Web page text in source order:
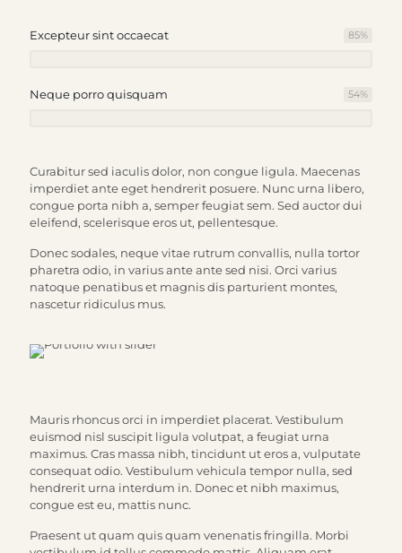
Excepteur sint occaecat 85%
Neque porro quisquam 54%
Curabitur sed iaculis dolor, non congue ligula. Maecenas
imperdiet ante eget hendrerit posuere. Nunc urna libero,
congue porta nibh a, semper feugiat sem. Sed auctor dui
eleifend, scelerisque eros ut, pellentesque.
Donec sodales, neque vitae rutrum convallis, nulla tortor
pharetra odio, in varius ante ante sed nisi. Orci varius
natoque penatibus et magnis dis parturient montes,
nascetur ridiculus mus.
Mauris rhoncus orci in imperdiet placerat. Vestibulum
euismod nisl suscipit ligula volutpat, a feugiat urna
maximus. Cras massa nibh, tincidunt ut eros a, vulputate
consequat odio. Vestibulum vehicula tempor nulla, sed
hendrerit urna interdum in. Donec et nibh maximus,
congue est eu, mattis nunc.
Praesent ut quam quis quam venenatis fringilla. Morbi